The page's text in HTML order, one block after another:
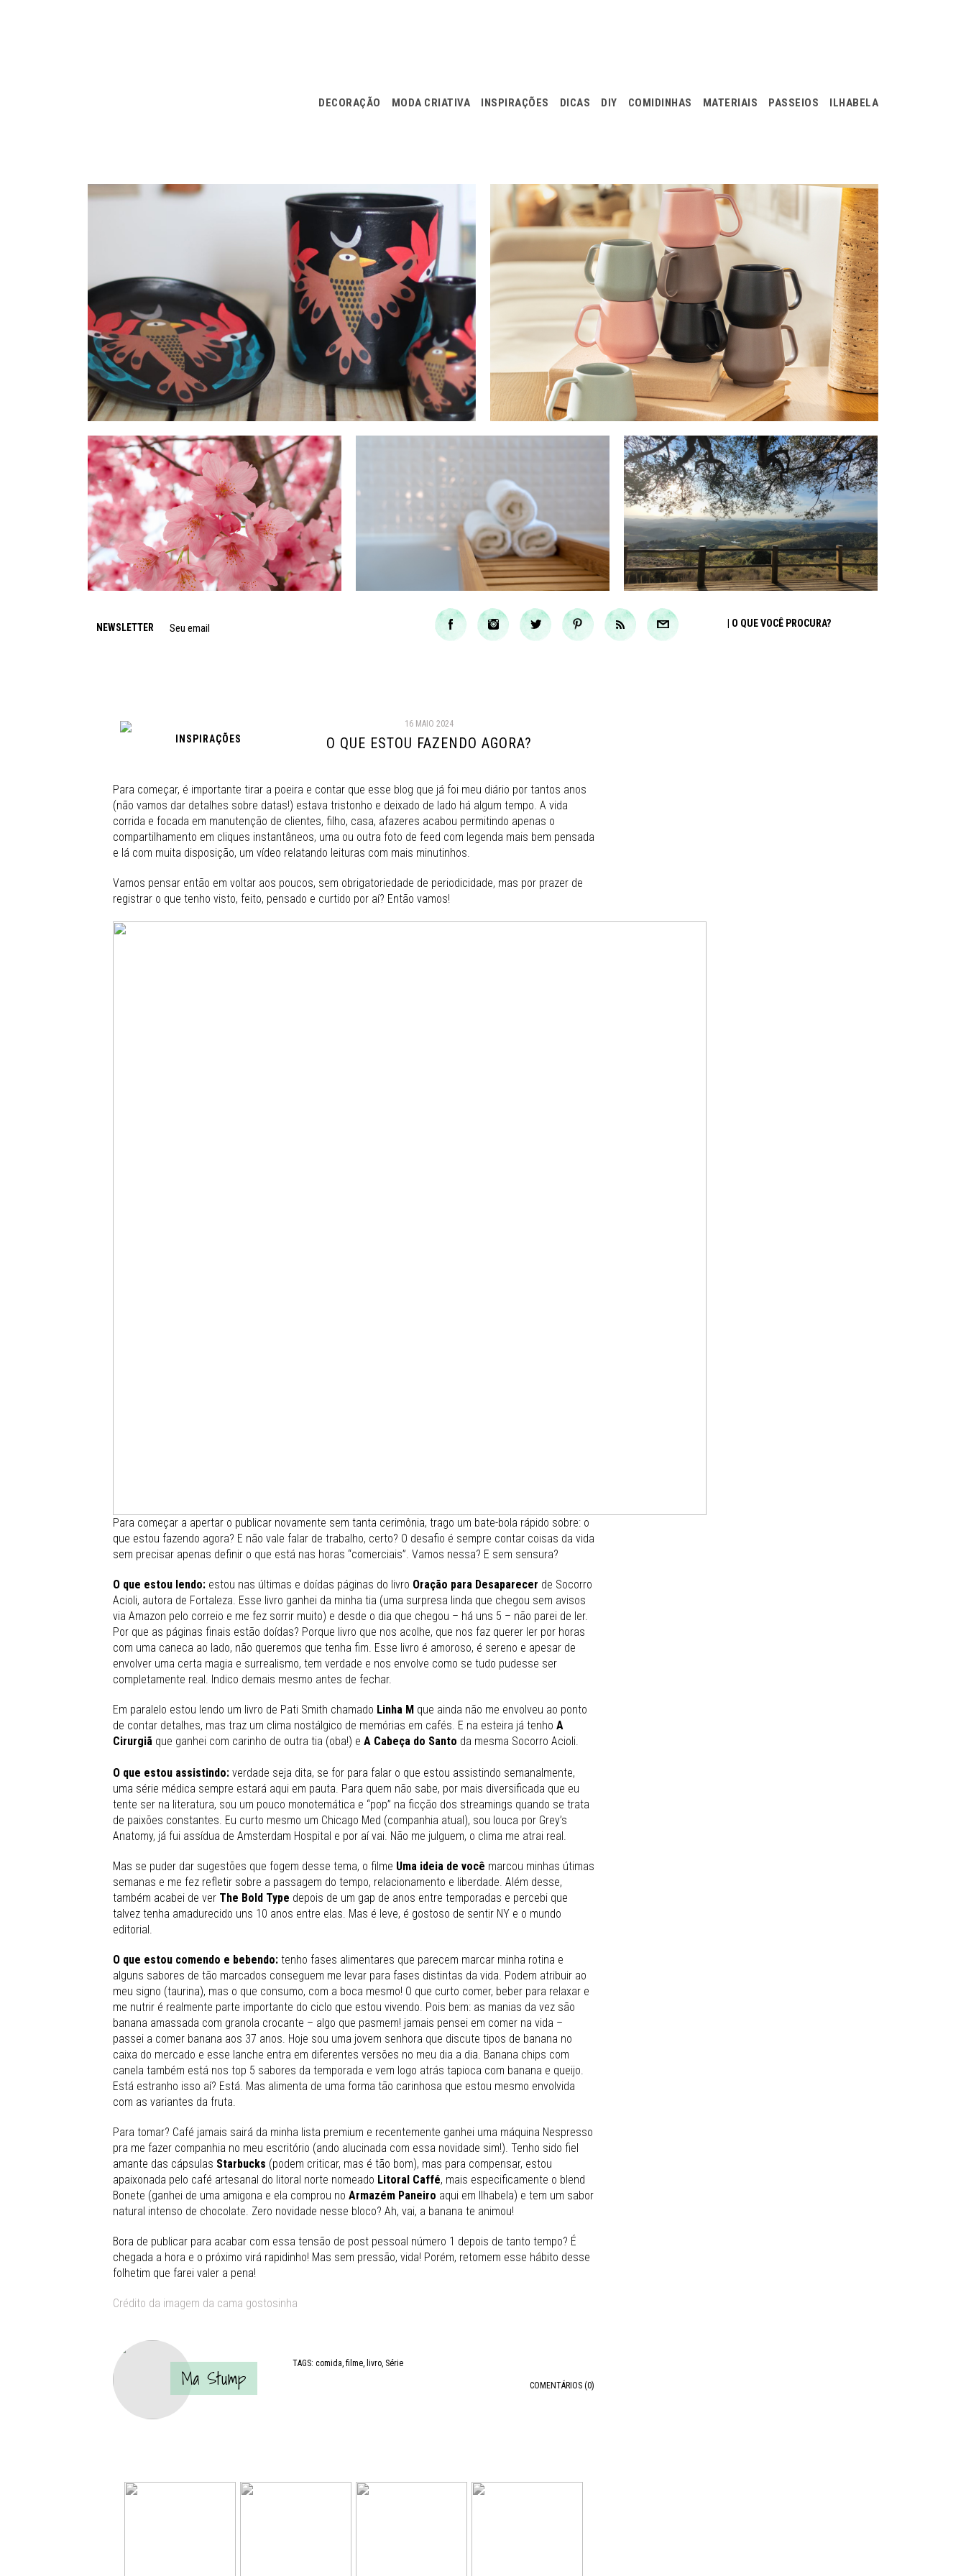
DECORAÇÃO MODA CRIATIVA INSPIRAÇÕES DICAS DIY COMIDINHAS MATERIAIS PASSEIOS ILHABELA
NEWSLETTER
INSPIRAÇÕES
16 MAIO 2024
O QUE ESTOU FAZENDO AGORA?
Para começar, é importante tirar a poeira e contar que esse blog que já foi meu diário por tantos anos
(não vamos dar detalhes sobre datas!) estava tristonho e deixado de lado há algum tempo. A vida
corrida e focada em manutenção de clientes, filho, casa, afazeres acabou permitindo apenas o
compartilhamento em cliques instantâneos, uma ou outra foto de feed com legenda mais bem pensada
e lá com muita disposição, um vídeo relatando leituras com mais minutinhos.
Vamos pensar então em voltar aos poucos, sem obrigatoriedade de periodicidade, mas por prazer de
registrar o que tenho visto, feito, pensado e curtido por aí? Então vamos!
Para começar a apertar o publicar novamente sem tanta cerimônia, trago um bate-bola rápido sobre: o
que estou fazendo agora? E não vale falar de trabalho, certo? O desafio é sempre contar coisas da vida
sem precisar apenas definir o que está nas horas “comerciais”. Vamos nessa? E sem sensura?
O que estou lendo: estou nas últimas e doídas páginas do livro Oração para Desaparecer de Socorro
Acioli, autora de Fortaleza. Esse livro ganhei da minha tia (uma surpresa linda que chegou sem avisos
via Amazon pelo correio e me fez sorrir muito) e desde o dia que chegou – há uns 5 – não parei de ler.
Por que as páginas finais estão doídas? Porque livro que nos acolhe, que nos faz querer ler por horas
com uma caneca ao lado, não queremos que tenha fim. Esse livro é amoroso, é sereno e apesar de
envolver uma certa magia e surrealismo, tem verdade e nos envolve como se tudo pudesse ser
completamente real. Indico demais mesmo antes de fechar.
Em paralelo estou lendo um livro de Pati Smith chamado Linha M que ainda não me envolveu ao ponto
de contar detalhes, mas traz um clima nostálgico de memórias em cafés. E na esteira já tenho A
Cirurgiã que ganhei com carinho de outra tia (oba!) e A Cabeça do Santo da mesma Socorro Acioli.
O que estou assistindo: verdade seja dita, se for para falar o que estou assistindo semanalmente,
uma série médica sempre estará aqui em pauta. Para quem não sabe, por mais diversificada que eu
tente ser na literatura, sou um pouco monotemática e “pop” na ficção dos streamings quando se trata
de paixões constantes. Eu curto mesmo um Chicago Med (companhia atual), sou louca por Grey’s
Anatomy, já fui assídua de Amsterdam Hospital e por aí vai. Não me julguem, o clima me atrai real.
Mas se puder dar sugestões que fogem desse tema, o filme Uma ideia de você marcou minhas útimas
semanas e me fez refletir sobre a passagem do tempo, relacionamento e liberdade. Além desse,
também acabei de ver The Bold Type depois de um gap de anos entre temporadas e percebi que
talvez tenha amadurecido uns 10 anos entre elas. Mas é leve, é gostoso de sentir NY e o mundo
editorial.
O que estou comendo e bebendo: tenho fases alimentares que parecem marcar minha rotina e
alguns sabores de tão marcados conseguem me levar para fases distintas da vida. Podem atribuir ao
meu signo (taurina), mas o que consumo, com a boca mesmo! O que curto comer, beber para relaxar e
me nutrir é realmente parte importante do ciclo que estou vivendo. Pois bem: as manias da vez são
banana amassada com granola crocante – algo que pasmem! jamais pensei em comer na vida –
passei a comer banana aos 37 anos. Hoje sou uma jovem senhora que discute tipos de banana no
caixa do mercado e esse lanche entra em diferentes versões no meu dia a dia. Banana chips com
canela também está nos top 5 sabores da temporada e vem logo atrás tapioca com banana e queijo.
Está estranho isso aí? Está. Mas alimenta de uma forma tão carinhosa que estou mesmo envolvida
com as variantes da fruta.
Para tomar? Café jamais sairá da minha lista premium e recentemente ganhei uma máquina Nespresso
pra me fazer companhia no meu escritório (ando alucinada com essa novidade sim!). Tenho sido fiel
amante das cápsulas Starbucks (podem criticar, mas é tão bom), mas para compensar, estou
apaixonada pelo café artesanal do litoral norte nomeado Litoral Caffé, mais especificamente o blend
Bonete (ganhei de uma amigona e ela comprou no Armazém Paneiro aqui em Ilhabela) e tem um sabor
natural intenso de chocolate. Zero novidade nesse bloco? Ah, vai, a banana te animou!
Bora de publicar para acabar com essa tensão de post pessoal número 1 depois de tanto tempo? É
chegada a hora e o próximo virá rapidinho! Mas sem pressão, vida! Porém, retomem esse hábito desse
folhetim que farei valer a pena!
Crédito da imagem da cama gostosinha
Ma Stump
TAGS: comida filme livro Série
COMENTÁRIOS (0)